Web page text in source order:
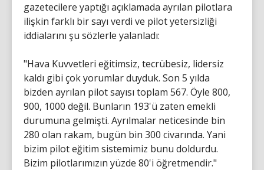
gazetecilere yaptığı açıklamada ayrılan pilotlara
ilişkin farklı bir sayı verdi ve pilot yetersizliği
iddialarını şu sözlerle yalanladı:
"Hava Kuvvetleri eğitimsiz, tecrübesiz, lidersiz
kaldı gibi çok yorumlar duyduk. Son 5 yılda
bizden ayrılan pilot sayısı toplam 567. Öyle 800,
900, 1000 değil. Bunların 193'ü zaten emekli
durumuna gelmişti. Ayrılmalar neticesinde bin
280 olan rakam, bugün bin 300 civarında. Yani
bizim pilot eğitim sistemimiz bunu doldurdu.
Bizim pilotlarımızın yüzde 80'i öğretmendir."